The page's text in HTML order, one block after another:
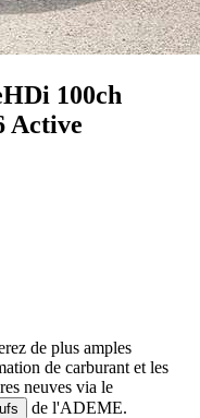
100ch
Active
de plus amples
de carburant et les
neuves via le
de l'ADEME.